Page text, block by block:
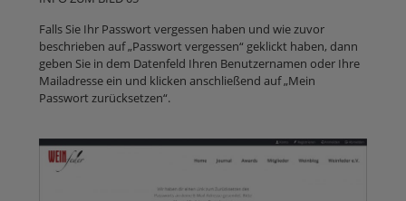
Falls Sie Ihr Passwort vergessen haben und wie zuvor
beschrieben auf „Passwort vergessen“ geklickt haben, dann
geben Sie in dem Datenfeld Ihren Benutzernamen oder Ihre
Mailadresse ein und klicken anschließend auf „Mein
Passwort zurücksetzen“.